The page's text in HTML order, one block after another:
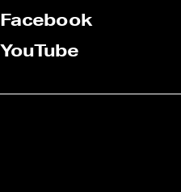
Facebook
YouTube